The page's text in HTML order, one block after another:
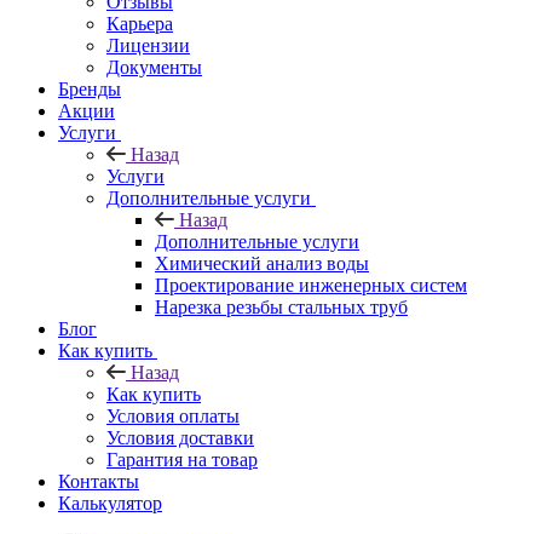
Карьера
Лицензии
Документы
Бренды
Акции
Услуги
Назад
Услуги
Дополнительные услуги
Назад
Дополнительные услуги
Химический анализ воды
Проектирование инженерных систем
Нарезка резьбы стальных труб
Блог
Как купить
Назад
Как купить
Условия оплаты
Условия доставки
Гарантия на товар
Контакты
Калькулятор